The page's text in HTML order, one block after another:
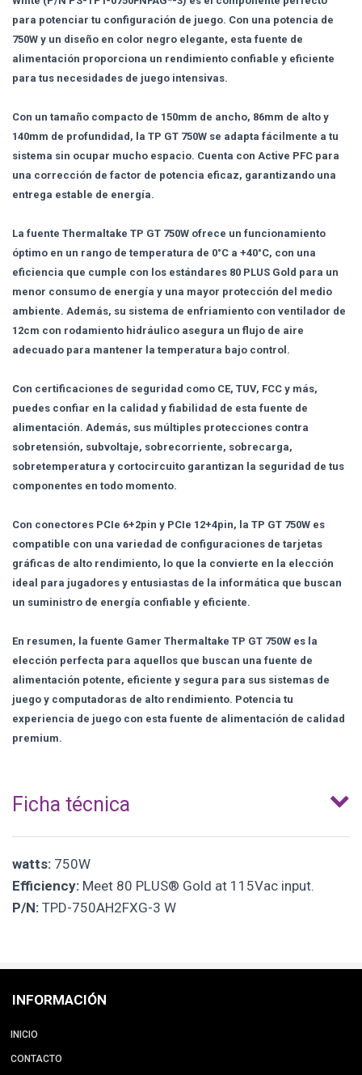
para potenciar tu configuración de juego. Con una potencia de
750W y un diseño en color negro elegante, esta fuente de
alimentación proporciona un rendimiento confiable y eficiente
para tus necesidades de juego intensivas.
Con un tamaño compacto de 150mm de ancho, 86mm de alto y
140mm de profundidad, la TP GT 750W se adapta fácilmente a tu
sistema sin ocupar mucho espacio. Cuenta con Active PFC para
una corrección de factor de potencia eficaz, garantizando una
entrega estable de energía.
La fuente Thermaltake TP GT 750W ofrece un funcionamiento
óptimo en un rango de temperatura de 0°C a +40°C, con una
eficiencia que cumple con los estándares 80 PLUS Gold para un
menor consumo de energía y una mayor protección del medio
ambiente. Además, su sistema de enfriamiento con ventilador de
12cm con rodamiento hidráulico asegura un flujo de aire
adecuado para mantener la temperatura bajo control.
Con certificaciones de seguridad como CE, TUV, FCC y más,
puedes confiar en la calidad y fiabilidad de esta fuente de
alimentación. Además, sus múltiples protecciones contra
sobretensión, subvoltaje, sobrecorriente, sobrecarga,
sobretemperatura y cortocircuito garantizan la seguridad de tus
componentes en todo momento.
Con conectores PCIe 6+2pin y PCIe 12+4pin, la TP GT 750W es
compatible con una variedad de configuraciones de tarjetas
gráficas de alto rendimiento, lo que la convierte en la elección
ideal para jugadores y entusiastas de la informática que buscan
un suministro de energía confiable y eficiente.
En resumen, la fuente Gamer Thermaltake TP GT 750W es la
elección perfecta para aquellos que buscan una fuente de
alimentación potente, eficiente y segura para sus sistemas de
juego y computadoras de alto rendimiento. Potencia tu
experiencia de juego con esta fuente de alimentación de calidad
premium.
Ficha técnica
watts: 750W
Efficiency: Meet 80 PLUS® Gold at 115Vac input.
P/N: TPD-750AH2FXG-3 W
INFORMACIÓN
INICIO
CONTACTO